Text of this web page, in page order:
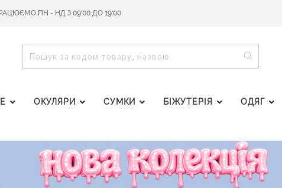
ПН - НД З 09:00 ДО 19:00
ПОШУК
ОКУЛЯРИ СУМКИ БІЖУТЕРІЯ ОДЯГ